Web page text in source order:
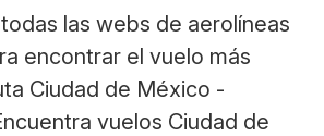
las webs de aerolíneas
encontrar el vuelo más
Ciudad de México -
vuelos Ciudad de